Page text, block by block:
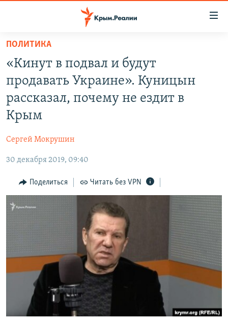
Вернуться
основному
содержанию
Вернутся
главной
Вернутся
СПЕЦПРОЕКТЫ
ВОДА
ИСТОРИЯ
ИНТЕРАКТИВ
ИНФОГРАФИКА
ТЕЛЕПРОЕКТ КРЫМ.РЕАЛИИ
СОВЕТЫ ПРАВОЗАЩИТНИКОВ
ПОБЕДИТЕЛЕЙ НЕ СУДЯТ?
КРЫМ.НЕПОКОРЕННЫЙ
ELIFBE
УКРАИНСКАЯ ПРОБЛЕМА КРЫМА
РАДІО СВОБОДА
КАК ОБОЙТИ БЛОКИРОВКУ
Qırımtatar
Все сайты RFE/RL
ПОЛИТИКА
«Кинут в подвал и будут
продавать Украине». Куницын
рассказал, почему не ездит в
Крым
Сергей Мокрушин
30 декабря 2019, 09:40
Поделиться Читать без VPN